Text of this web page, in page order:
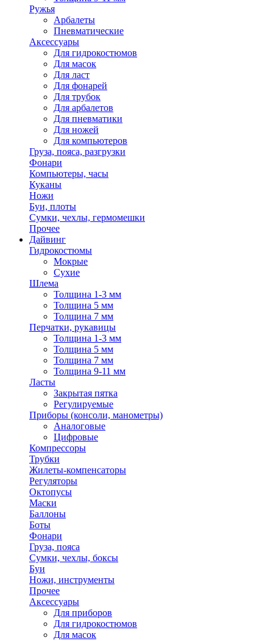
Ружья
Арбалеты
Пневматические
Аксессуары
Для гидрокостюмов
Для масок
Для ласт
Для фонарей
Для трубок
Для арбалетов
Для пневматики
Для ножей
Для компьютеров
Груза, пояса, разгрузки
Фонари
Компьютеры, часы
Куканы
Ножи
Буи, плоты
Сумки, чехлы, гермомешки
Прочее
Дайвинг
Гидрокостюмы
Мокрые
Сухие
Шлема
Толщина 1-3 мм
Толщина 5 мм
Толщина 7 мм
Перчатки, рукавицы
Толщина 1-3 мм
Толщина 5 мм
Толщина 7 мм
Толщина 9-11 мм
Ласты
Закрытая пятка
Регулируемые
Приборы (консоли, манометры)
Аналоговые
Цифровые
Компрессоры
Трубки
Жилеты-компенсаторы
Регуляторы
Октопусы
Маски
Баллоны
Боты
Фонари
Груза, пояса
Сумки, чехлы, боксы
Буи
Ножи, инструменты
Прочее
Аксессуары
Для приборов
Для гидрокостюмов
Для масок